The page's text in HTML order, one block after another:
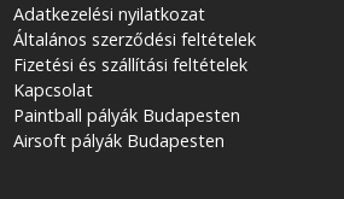
Adatkezelési nyilatkozat
Általános szerződési feltételek
Fizetési és szállítási feltételek
Kapcsolat
Paintball pályák Budapesten
Airsoft pályák Budapesten